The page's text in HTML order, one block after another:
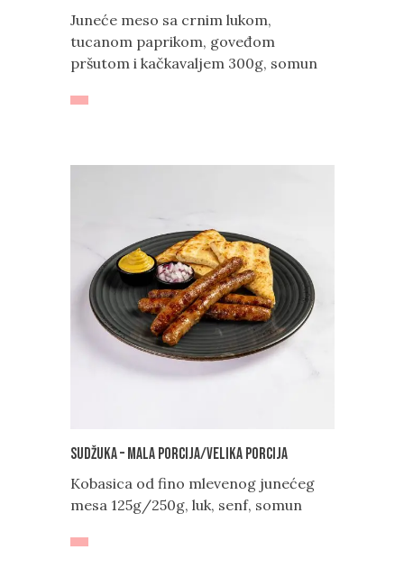
Juneće meso sa crnim lukom,
tucanom paprikom, goveđom
pršutom i kačkavaljem 300g, somun
Sudžuka – mala porcija/velika porcija
Kobasica od fino mlevenog junećeg
mesa 125g/250g, luk, senf, somun